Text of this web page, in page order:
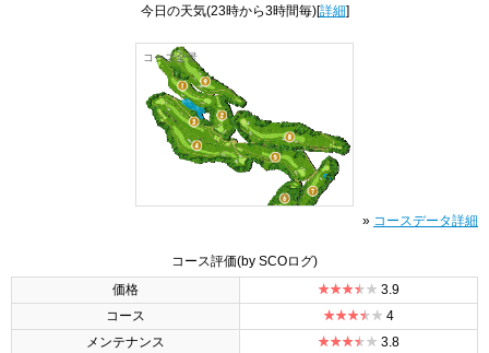
今日の天気(23時から3時間毎)[詳細]
コース全景
» コースデータ詳細
コース評価(by SCOログ)
価格
3.9
コース
4
メンテナンス
3.8